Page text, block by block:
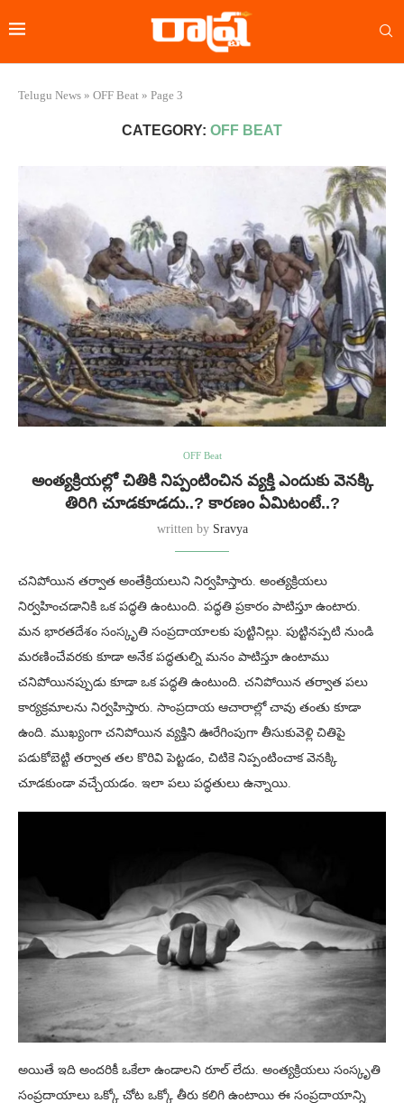
Telugu News » OFF Beat » Page 3
CATEGORY: OFF BEAT
OFF Beat
అంత్యక్రియల్లో చితికి నిప్పంటించిన వ్యక్తి ఎందుకు వెనక్కి
తిరిగి చూడకూడదు..? కారణం ఏమిటంటే..?
written by Sravya
చనిపోయిన తర్వాత అంతేక్రియలుని నిర్వహిస్తారు. అంత్యక్రియలు
నిర్వహించడానికి ఒక పద్ధతి ఉంటుంది. పద్ధతి ప్రకారం పాటిస్తూ ఉంటారు.
మన భారతదేశం సంస్కృతి సంప్రదాయాలకు పుట్టినిల్లు. పుట్టినప్పటి నుండి
మరణించేవరకు కూడా అనేక పద్ధతుల్ని మనం పాటిస్తూ ఉంటాము
చనిపోయినప్పుడు కూడా ఒక పద్ధతి ఉంటుంది. చనిపోయిన తర్వాత పలు
కార్యక్రమాలను నిర్వహిస్తారు. సాంప్రదాయ ఆచారాల్లో చావు తంతు కూడా
ఉంది. ముఖ్యంగా చనిపోయిన వ్యక్తిని ఊరేగింపుగా తీసుకువెళ్లి చితిపై
పడుకోబెట్టి తర్వాత తల కొరివి పెట్టడం, చిటికె నిప్పంటించాక వెనక్కి
చూడకుండా వచ్చేయడం. ఇలా పలు పద్ధతులు ఉన్నాయి.
అయితే ఇది అందరికీ ఒకేలా ఉండాలని రూల్ లేదు. అంత్యక్రియలు సంస్కృతి
సంప్రదాయాలు ఒక్కో చోట ఒక్కో తీరు కలిగి ఉంటాయి ఈ సంప్రదాయాన్ని